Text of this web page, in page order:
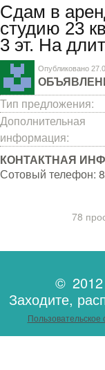
Сдам в
студию 23
3 эт. На
Опубликовано
Тип предложения:
Дополнительная
информация:
КОНТАКТНАЯ
Сотовый телефон:
78
© 2012
Заходите,